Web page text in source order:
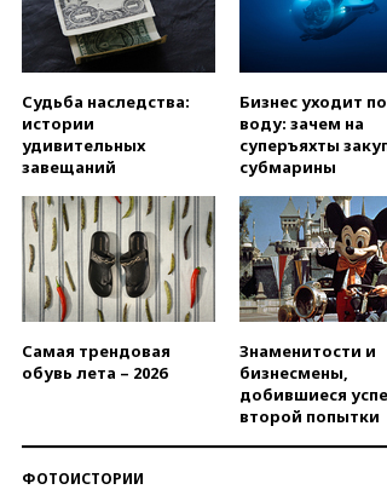
Судьба наследства:
истории
удивительных
завещаний
Бизнес уходит
воду: зачем на
суперъяхты
субмарины
Самая трендовая
обувь лета – 2026
Знаменитости и
бизнесмены,
добившиеся
второй попытки
ФОТОИСТОРИИ